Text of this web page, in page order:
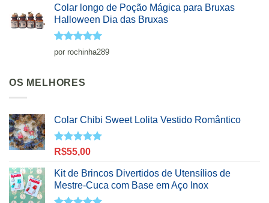
Colar longo de Poção Mágica para Bruxas
Halloween Dia das Bruxas
Avaliação5
de 5
por rochinha289
OS MELHORES
Colar Chibi Sweet Lolita Vestido Romântico
Avaliação
R$55,00
Kit de Brincos Divertidos de Utensílios de
Mestre-Cuca com Base em Aço Inox